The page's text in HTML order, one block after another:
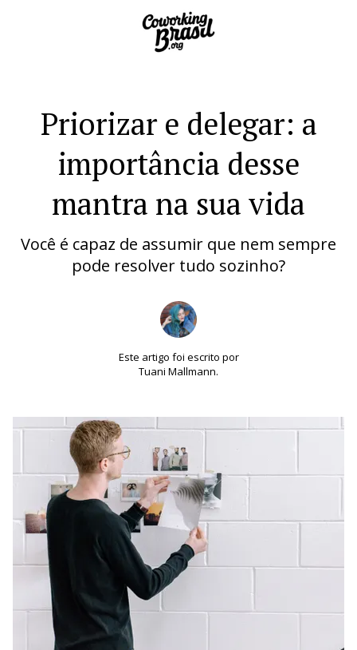
Priorizar e delegar: a
importância desse
mantra na sua vida
Você é capaz de assumir que nem sempre
pode resolver tudo sozinho?
Este artigo foi escrito por
Tuani Mallmann.